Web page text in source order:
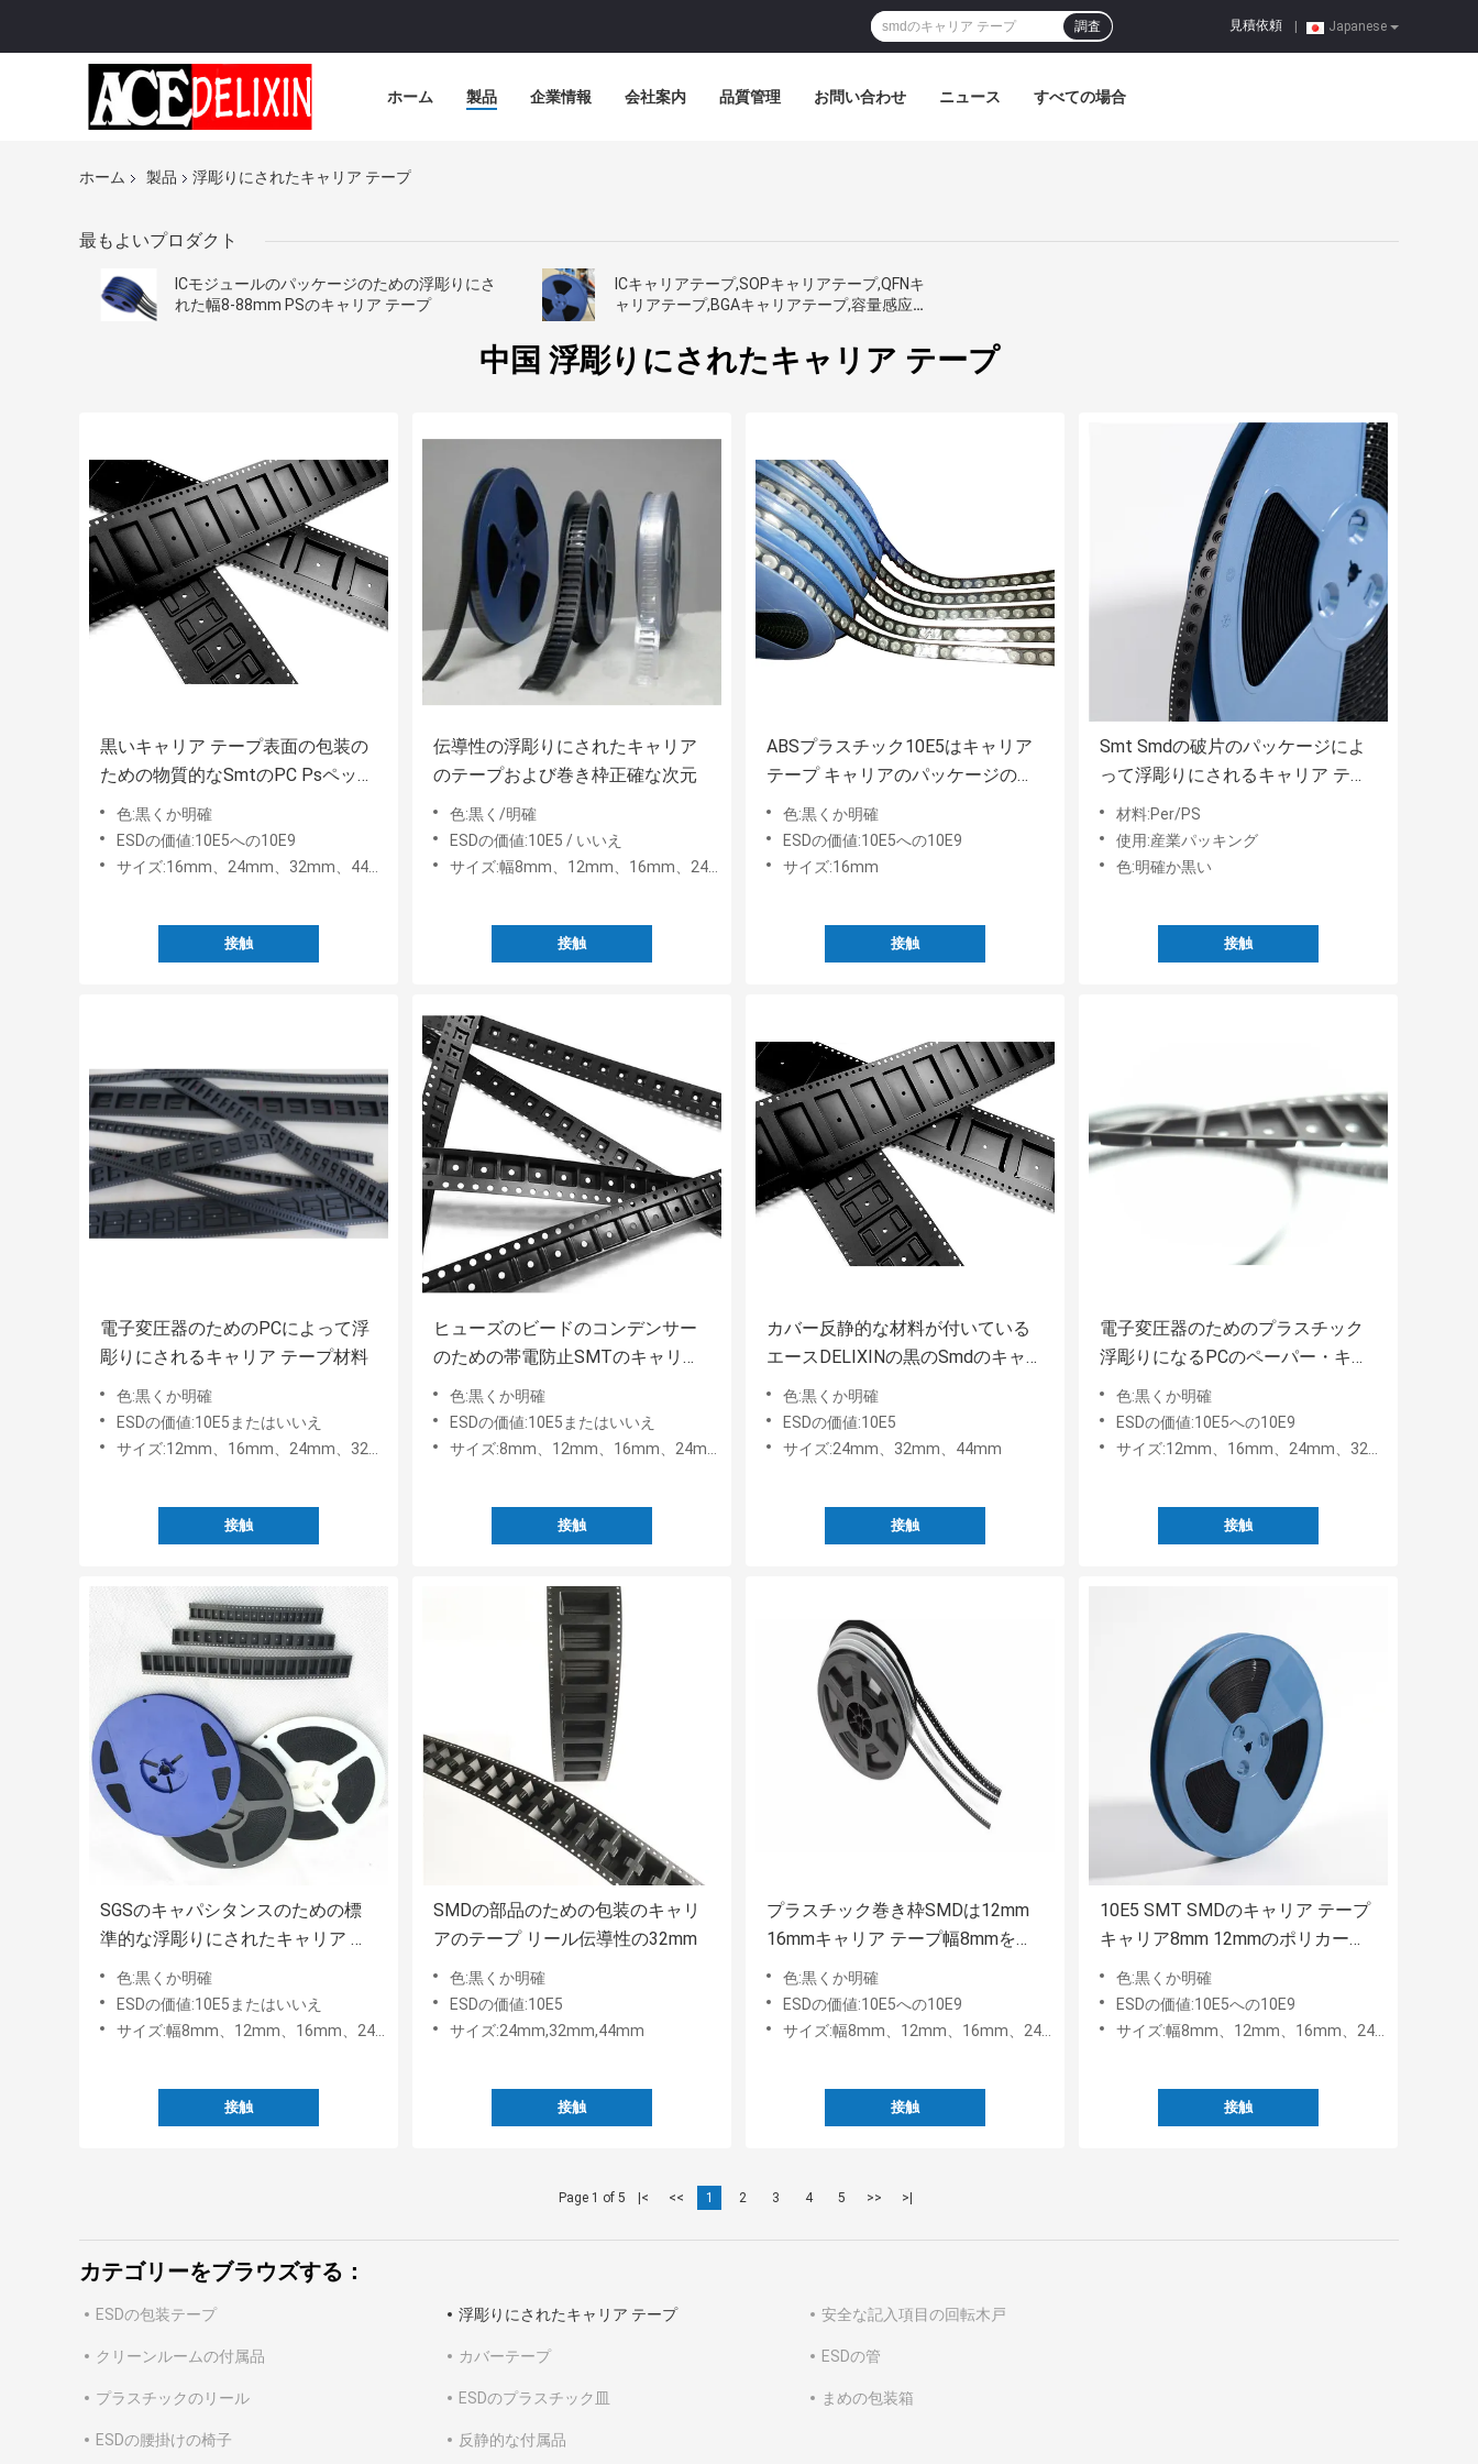
Japanese
見積依頼
調査
ホーム 製品 企業情報 会社案内 品質管理 お問い合わせ ニュース すべての場合
ホーム 製品 浮彫りにされたキャリア テープ
最もよいプロダクト
ICモジュールのパッケージのための浮彫りにさ
れた幅8-88mm PSのキャリア テープ
ICキャリアテープ,SOPキャリアテープ,QFNキ
ャリアテープ,BGAキャリアテープ,容量感应性,
SMTテープ処理
中国 浮彫りにされたキャリア テープ
黒いキャリア テープ表面の包装の
ための物質的なSmtのPC Psペット
材料
色:黒くか明確
ESDの価値:10E5への10E9
サイズ:16mm、24mm、32mm、44mm、56mm、72mm、88mm
接触
伝導性の浮彫りにされたキャリア
のテープおよび巻き枠正確な次元
色:黒く/明確
ESDの価値:10E5 / いいえ
サイズ:幅8mm、12mm、16mm、24mm
接触
ABSプラスチック10E5はキャリア
テープ キャリアのパッケージの反
空電を浮彫りにした
色:黒くか明確
ESDの価値:10E5への10E9
サイズ:16mm
接触
Smt Smdの破片のパッケージによ
って浮彫りにされるキャリア テー
プおよび巻き枠カバー テープ
材料:Per/PS
使用:産業パッキング
色:明確か黒い
接触
電子変圧器のためのPCによって浮
彫りにされるキャリア テープ材料
色:黒くか明確
ESDの価値:10E5またはいいえ
サイズ:12mm、16mm、24mm、32mm、44mm、56mm
接触
ヒューズのビードのコンデンサー
のための帯電防止SMTのキャリア
のテープ リールの黒
色:黒くか明確
ESDの価値:10E5またはいいえ
サイズ:8mm、12mm、16mm、24mm、32mm、44mm
接触
カバー反静的な材料が付いている
エースDELIXINの黒のSmdのキャリ
ア テープ
色:黒くか明確
ESDの価値:10E5
サイズ:24mm、32mm、44mm
接触
電子変圧器のためのプラスチック
浮彫りになるPCのペーパー・キャ
リア テープ
色:黒くか明確
ESDの価値:10E5への10E9
サイズ:12mm、16mm、24mm、32mm、44mm、56mm
接触
SGSのキャパシタンスのための標
準的な浮彫りにされたキャリア テ
ープ伝導性の16mm
色:黒くか明確
ESDの価値:10E5またはいいえ
サイズ:幅8mm、12mm、16mm、24mm、32mm、44mm、56mm、72mm、88mm
接触
SMDの部品のための包装のキャリ
アのテープ リール伝導性の32mm
色:黒くか明確
ESDの価値:10E5
サイズ:24mm,32mm,44mm
接触
プラスチック巻き枠SMDは12mm
16mmキャリア テープ幅8mmを浮
彫りにした
色:黒くか明確
ESDの価値:10E5への10E9
サイズ:幅8mm、12mm、16mm、24mm、32mm、44mm、56mm、72mm、88mm
接触
10E5 SMT SMDのキャリア テープ
キャリア8mm 12mmのポリカーボ
ネート材料
色:黒くか明確
ESDの価値:10E5への10E9
サイズ:幅8mm、12mm、16mm、24mm、32mm、44mm、56mm、72mm、88mm
接触
Page 1 of 5 |< << 1 2 3 4 5 >> >|
カテゴリーをブラウズする：
ESDの包装テープ 浮彫りにされたキャリア テープ 安全な記入項目の回転木戸
クリーンルームの付属品 カバーテープ ESDの管
プラスチックのリール ESDのプラスチック皿 まめの包装箱
ESDの腰掛けの椅子 反静的な付属品